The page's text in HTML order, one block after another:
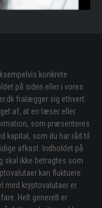
konkrete
på siden eller i vores
fralægger sig ethvert
af, at en læser eller
som præsenteres
kapital, som du har råd til
afkast. Indholdet på
skal ikke betragtes som
kan fluktuere
med kryptovalutaer er
Helt generelt er